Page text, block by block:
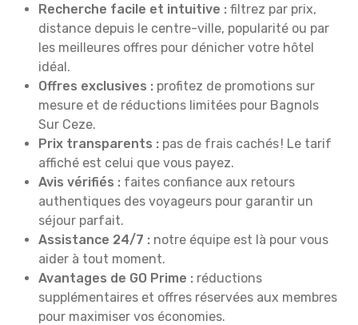
Recherche facile et intuitive : filtrez par prix,
distance depuis le centre-ville, popularité ou par
les meilleures offres pour dénicher votre hôtel
idéal.
Offres exclusives : profitez de promotions sur
mesure et de réductions limitées pour Bagnols
Sur Ceze.
Prix transparents : pas de frais cachés ! Le tarif
affiché est celui que vous payez.
Avis vérifiés : faites confiance aux retours
authentiques des voyageurs pour garantir un
séjour parfait.
Assistance 24/7 : notre équipe est là pour vous
aider à tout moment.
Avantages de GO Prime : réductions
supplémentaires et offres réservées aux membres
pour maximiser vos économies.